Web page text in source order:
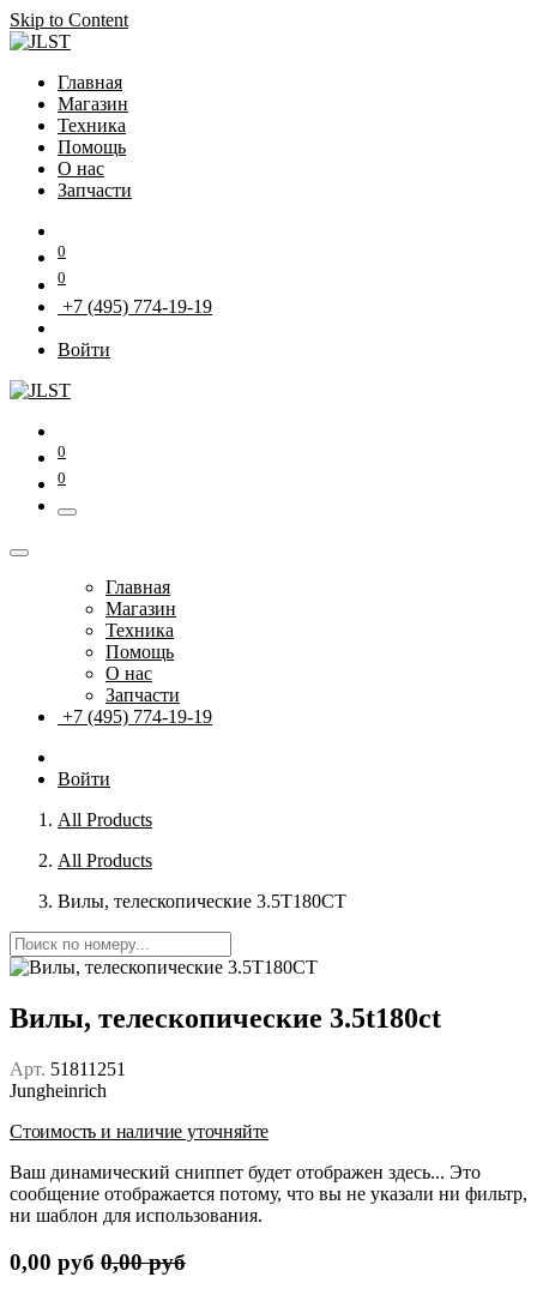
Skip to Content
Главная
Магазин
Техника
Помощь
О нас
Запчасти
0
0
+7 (495) 774-19-19
Войти
0
0
Главная
Магазин
Техника
Помощь
О нас
Запчасти
+7 (495) 774-19-19
Войти
All Products
All Products
Вилы, телескопические 3.5T180CT
Вилы, телескопические 3.5t180ct
Арт. 51811251
Jungheinrich
Стоимость и наличие уточняйте
Ваш динамический сниппет будет отображен здесь... Это
сообщение отображается потому, что вы не указали ни фильтр,
ни шаблон для использования.
0,00 руб 0,00руб